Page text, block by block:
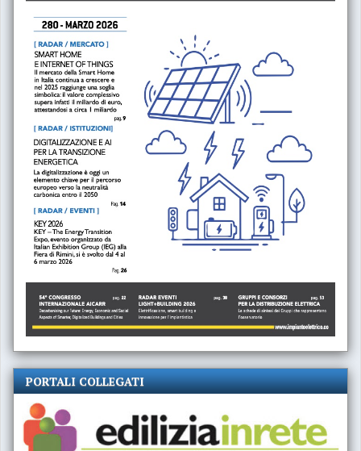
PORTALI COLLEGATI